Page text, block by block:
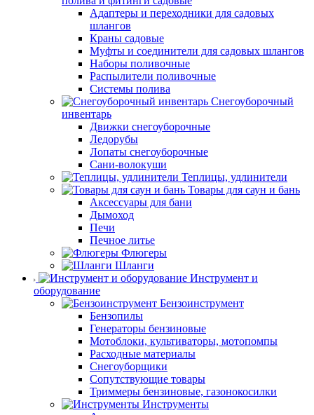
Адаптеры и переходники для садовых
шлангов
Краны садовые
Муфты и соединители для садовых шлангов
Наборы поливочные
Распылители поливочные
Системы полива
Снегоуборочный
инвентарь
Движки снегоуборочные
Ледорубы
Лопаты снегоуборочные
Сани-волокуши
Теплицы, удлинители
Товары для саун и бань
Аксессуары для бани
Дымоход
Печи
Печное литье
Флюгеры
Шланги
Инструмент и
оборудование
Бензоинструмент
Бензопилы
Генераторы бензиновые
Мотоблоки, культиваторы, мотопомпы
Расходные материалы
Снегоуборщики
Сопутствующие товары
Триммеры бензиновые, газонокосилки
Инструменты